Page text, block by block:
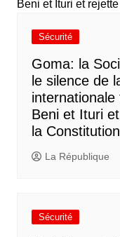
Sécurité
Goma: la
le silence de
Beni et Ituri
la Constitution
La République
Sécurité